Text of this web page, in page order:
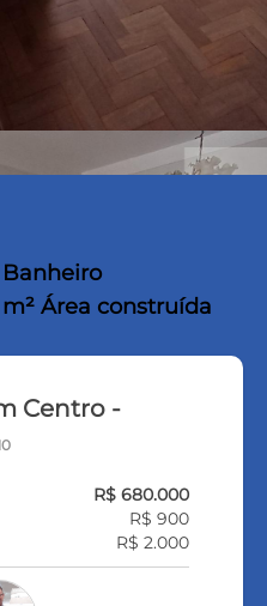
Banheiro
m² Área construída
Centro -
R$ 680.000
R$ 900
R$ 2.000